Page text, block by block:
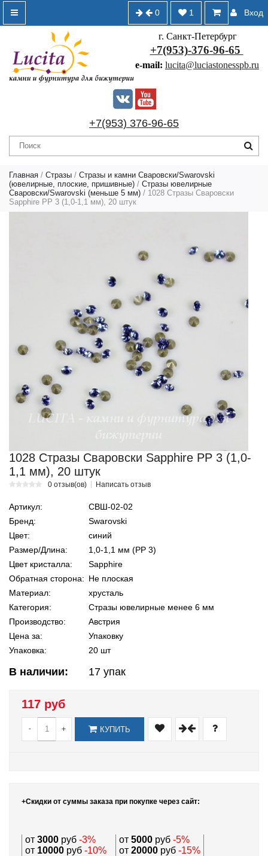
Вход
1
0
г. Санкт-Петербург
+7(953)-376-96-65
e-mail: lucita@luciastonesspb.ru
+7(953) 376-96-65
Главная / Стразы / Стразы и камни Сваровски/Swarovski
(ювелирные, плоские, пришивные) / Стразы ювелирные
Сваровски/Swarovski (меньше 5 мм) / 1028 Стразы Сваровски
Sapphire PP 3 (1,0-1,1 мм), 20 штук
1028 Стразы Сваровски Sapphire PP 3 (1,0-
1,1 мм), 20 штук
0 отзыв(ов) Написать отзыв
Артикул:
СВШ-02-02
Бренд:
Swarovski
Цвет:
синий
Размер/Длина:
1,0-1,1 мм (PP 3)
Цвет кристалла:
Sapphire
Обратная сторона: Не плоская
Материал:
хрусталь
Категория:
Стразы ювелирные менее 6 мм
Производство:
Австрия
Цена за:
Упаковку
Упаковка:
20 шт
В наличии: 17 упак
117 руб
- + КУПИТЬ
+Скидки от суммы заказа при покупке через сайт:
от 3000 руб -3% от 5000 руб -5%
от 10000 руб -10% от 20000 руб -15%